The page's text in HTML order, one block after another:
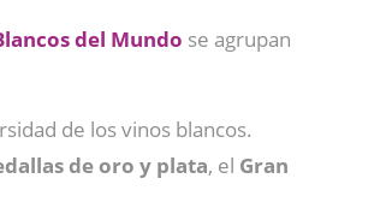
del Mundo se agrupan
de los vinos blancos.
de oro y plata, el Gran